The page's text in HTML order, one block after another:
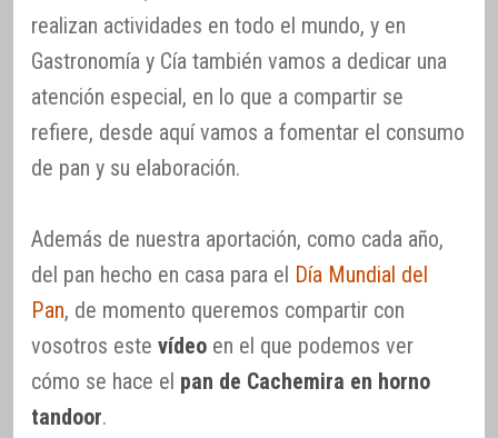
realizan actividades en todo el mundo, y en
Gastronomía y Cía también vamos a dedicar una
atención especial, en lo que a compartir se
refiere, desde aquí vamos a fomentar el consumo
de pan y su elaboración.
Además de nuestra aportación, como cada año,
del pan hecho en casa para el Día Mundial del
Pan, de momento queremos compartir con
vosotros este vídeo en el que podemos ver
cómo se hace el pan de Cachemira en horno
tandoor.